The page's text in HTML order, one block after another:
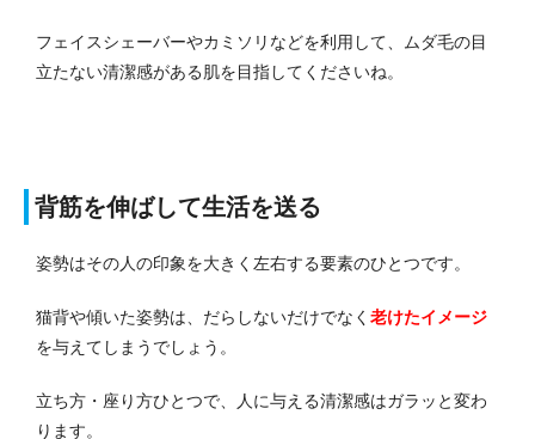
フェイスシェーバーやカミソリなどを利用して、ムダ毛の目
立たない清潔感がある肌を目指してくださいね。
背筋を伸ばして生活を送る
姿勢はその人の印象を大きく左右する要素のひとつです。
猫背や傾いた姿勢は、だらしないだけでなく 老けたイメージ
を与えてしまうでしょう。
立ち方・座り方ひとつで、人に与える清潔感はガラッと変わ
ります。